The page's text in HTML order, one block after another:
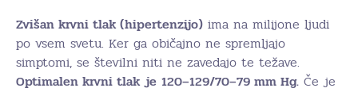
Zvišan krvni tlak (hipertenzijo) ima na milijone ljudi
po vsem svetu. Ker ga običajno ne spremljajo
simptomi, se številni niti ne zavedajo te težave.
Optimalen krvni tlak je 120–129/70–79 mm Hg. Če je